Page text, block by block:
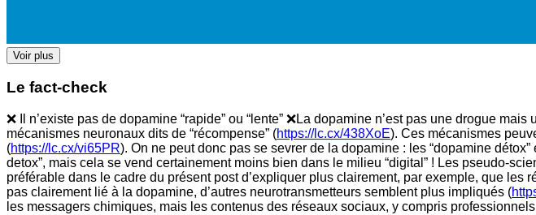
Voir plus
Le fact-check
❌ Il n’existe pas de dopamine “rapide” ou “lente” ❌La dopamine n’est pas une drogue
mécanismes neuronaux dits de “récompense” (https://lc.cx/438XoE). Ces mécanismes
(https://lc.cx/vi65PR). On ne peut donc pas se sevrer de la dopamine : les “dopamine détox”
detox”, mais cela se vend certainement moins bien dans le milieu “digital” ! Les pseudo-
préférable dans le cadre du présent post d’expliquer plus clairement, par exemple, que
pas clairement lié à la dopamine, d’autres neurotransmetteurs semblent plus impliqués (
les messagers chimiques, mais les contenus des réseaux sociaux, y compris